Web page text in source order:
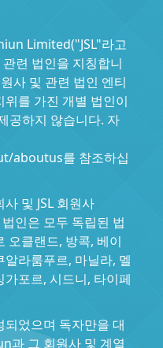
Limited("JSL"라고
련 법인을 지칭합니
사 및 관련 법인 엔티
를 가진 개별 법인이
공하지 않습니다. 자
aboutus를 참조하십
및 JSL 회원사
인은 모두 독립된 법
오클랜드, 방콕, 베이
라룸푸르, 마닐라, 멜
포르, 시드니, 타이페
었으며 독자만을 대
과 그 회원사 및 계열